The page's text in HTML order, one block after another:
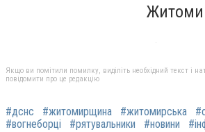
Якщо ви помітили помилку, виділіть необхідний текст і
повідомити про це редакцію
#дснс #житомирщина #житомирська
#вогнеборці
#рятувальники #новини